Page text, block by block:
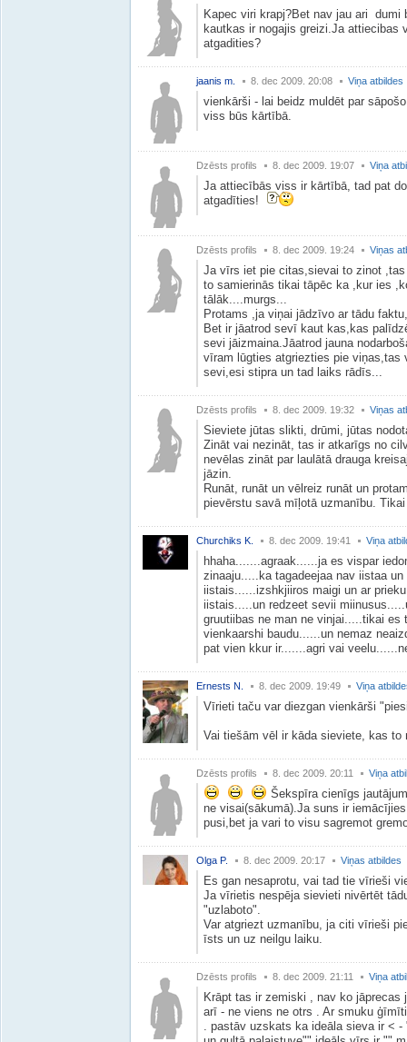
Kapec viri krapj?Bet nav jau ari dumi
kautkas ir nogajis greizi.Ja
atgadities?
jaanis m. 8. dec 2009. 20:08 Viņa atbildes
vienkārši - lai beidz muldēt par
viss būs kārtībā.
Dzēsts profils 8. dec 2009. 19:07 Viņa
Ja attiecībās viss ir kārtībā, tad pat
atgadīties!
Dzēsts profils 8. dec 2009. 19:24 Viņas
Ja vīrs iet pie citas,sievai to zinot
to samierinās tikai tāpēc ka ,kur ies
tālāk....murgs...
Protams ,ja viņai jādzīvo ar tādu
Bet ir jāatrod sevī kaut kas,kas
sevi jāizmaina.Jāatrod jauna
vīram lūgties atgriezties pie viņas,tas
sevi,esi stipra un tad laiks rādīs...
Dzēsts profils 8. dec 2009. 19:32 Viņas
Sieviete jūtas slikti, drūmi, jūtas
Zināt vai nezināt, tas ir atkarīgs no
nevēlas zināt par laulātā drauga
jāzin.
Runāt, runāt un vēlreiz runāt un
pievērstu savā mīļotā uzmanību.
Churchiks K. 8. dec 2009. 19:41 Viņa
hhaha.......agraak......ja es vispar
zinaaju.....ka tagadeejaa nav iistaa
iistais......izshkjiiros maigi un ar
iistais.....un redzeet sevii
gruutiibas ne man ne vinjai.....tikai es
vienkaarshi baudu......un nemaz
pat vien kkur ir.......agri vai
Ernests N. 8. dec 2009. 19:49 Viņa
Vīrieti taču var diezgan vienkārši
Vai tiešām vēl ir kāda sieviete, kas to
Dzēsts profils 8. dec 2009. 20:11 Viņa
Šekspīra cienīgs
ne visai(sākumā).Ja suns ir
pusi,bet ja vari to visu sagremot
Olga P. 8. dec 2009. 20:17 Viņas atbildes
Es gan nesaprotu, vai tad tie vīrieši
Ja vīrietis nespēja sievieti nivērtēt
"uzlaboto".
Var atgriezt uzmanību, ja citi vīrieši
īsts un uz neilgu laiku.
Dzēsts profils 8. dec 2009. 21:11 Viņa
Krāpt tas ir zemiski , nav ko
arī - ne viens ne otrs . Ar smuku
. pastāv uzskats ka ideāla sieva ir <